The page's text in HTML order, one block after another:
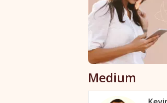
Medium